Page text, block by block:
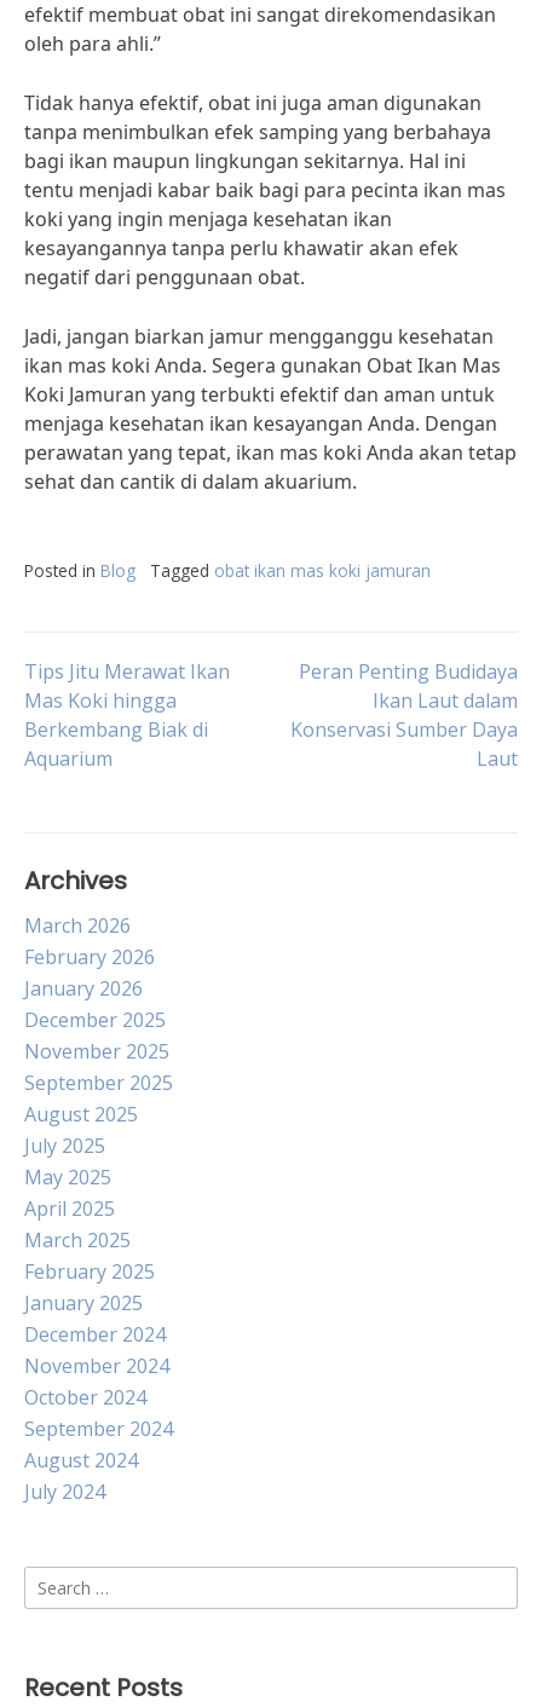
efektif membuat obat ini sangat direkomendasikan
oleh para ahli.”
Tidak hanya efektif, obat ini juga aman digunakan
tanpa menimbulkan efek samping yang berbahaya
bagi ikan maupun lingkungan sekitarnya. Hal ini
tentu menjadi kabar baik bagi para pecinta ikan mas
koki yang ingin menjaga kesehatan ikan
kesayangannya tanpa perlu khawatir akan efek
negatif dari penggunaan obat.
Jadi, jangan biarkan jamur mengganggu kesehatan
ikan mas koki Anda. Segera gunakan Obat Ikan Mas
Koki Jamuran yang terbukti efektif dan aman untuk
menjaga kesehatan ikan kesayangan Anda. Dengan
perawatan yang tepat, ikan mas koki Anda akan tetap
sehat dan cantik di dalam akuarium.
Posted in Blog Tagged obat ikan mas koki jamuran
Post
navigation
Tips Jitu Merawat Ikan
Mas Koki hingga
Berkembang Biak di
Aquarium
Peran Penting Budidaya
Ikan Laut dalam
Konservasi Sumber Daya
Laut
Archives
March 2026
February 2026
January 2026
December 2025
November 2025
September 2025
August 2025
July 2025
May 2025
April 2025
March 2025
February 2025
January 2025
December 2024
November 2024
October 2024
September 2024
August 2024
July 2024
Search
for:
Recent Posts